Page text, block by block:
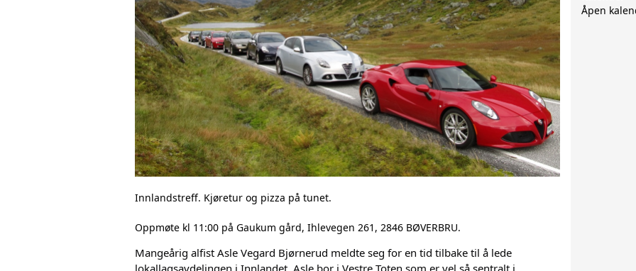
DELTA PÅ KLUBBTREFF
RABATT PÅ ANTIRUSTBEHANDLING
RABATT PÅ BILDELER
RABATT PÅ BILPLEIE
RABATT PÅ BILVERKSTEDER
RABATT PÅ KURS OG LESESTOFF
RABATT PÅ LEIEBIL
RABATT PÅ OPPRETTING OG LAKKERING
4C OG SZ
8C COMPETIZIONE
916 GTV OG SPIDER
GIULIA
SPIDER
1900 SUPERLEGGERA
Innlandstreff. Kjøretur og pizza på tunet.
Oppmøte kl 11:00 på Gaukum gård, Ihlevegen 261, 2846 BØVERBRU.
Mangeårig alfist Asle Vegard Bjørnerud meldte seg for en tid tilbake til å lede
Åpen